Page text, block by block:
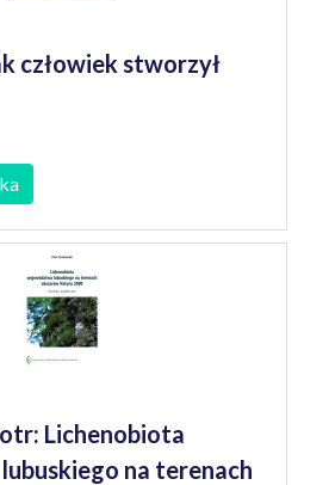
człowiek stworzył
Lichenobiota
na terenach